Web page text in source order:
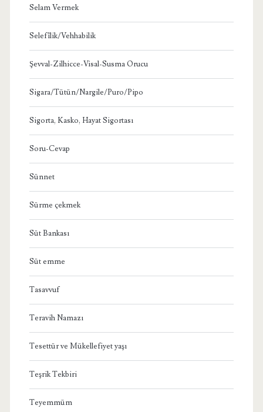
Selam Vermek
Selefîlik/Vehhabilik
Şevval-Zilhicce-Visal-Susma Orucu
Sigara/Tütün/Nargile/Puro/Pipo
Sigorta, Kasko, Hayat Sigortası
Soru-Cevap
Sünnet
Sürme çekmek
Süt Bankası
Süt emme
Tasavvuf
Teravih Namazı
Tesettür ve Mükellefiyet yaşı
Teşrik Tekbiri
Teyemmüm